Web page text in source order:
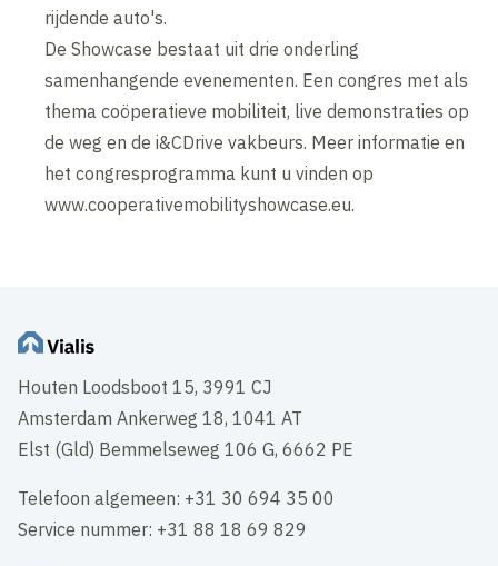
rijdende auto's.
De Showcase bestaat uit drie onderling
samenhangende evenementen. Een congres met als
thema coöperatieve mobiliteit, live demonstraties op
de weg en de i&CDrive vakbeurs. Meer informatie en
het congresprogramma kunt u vinden op
www.cooperativemobilityshowcase.eu.
Houten Loodsboot 15, 3991 CJ
Amsterdam Ankerweg 18, 1041 AT
Elst (Gld) Bemmelseweg 106 G, 6662 PE
Telefoon algemeen: +31 30 694 35 00
Service nummer: +31 88 18 69 829